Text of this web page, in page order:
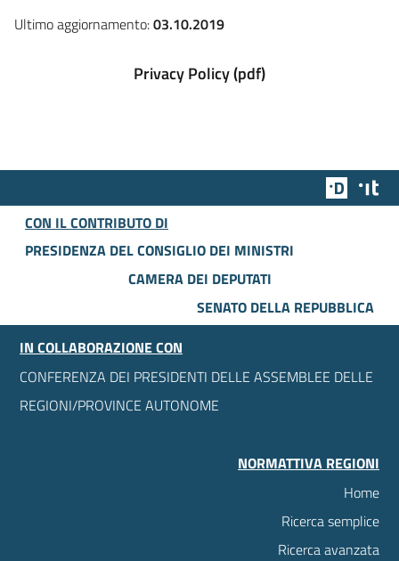
Ultimo aggiornamento:03.10.2019
Privacy Policy (pdf)
Team
CON IL CONTRIBUTO DI
PRESIDENZA DEL CONSIGLIO DEI MINISTRI
CAMERA DEI DEPUTATI
SENATO DELLA REPUBBLICA
IN COLLABORAZIONE CON
CONFERENZA DEI PRESIDENTI DELLE ASSEMBLEE DELLE
REGIONI/PROVINCE AUTONOME
NORMATTIVA REGIONI
Home
Ricerca semplice
Ricerca avanzata